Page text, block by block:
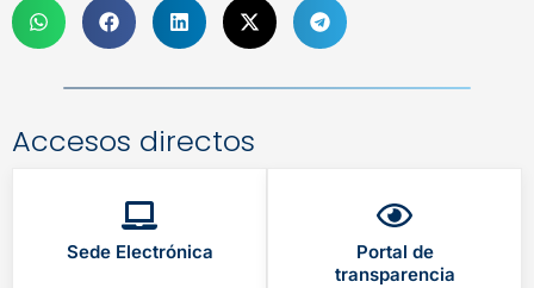
Accesos directos
Sede Electrónica
Portal de
transparencia